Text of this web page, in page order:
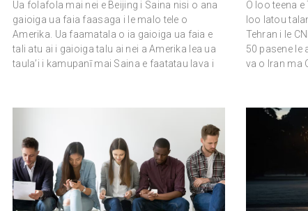
Ua folafola mai nei e Beijing i Saina nisi o ana
gaioiga ua faia faasaga i le malo tele o
Amerika. Ua faamatala o ia gaioiga ua faia e
tali atu ai i gaioiga talu ai nei a Amerika lea ua
taula’i i kamupanī mai Saina e faatatau lava i
O loo teena
loo latou
Tehran i le
50 pasene le
va o Iran ma